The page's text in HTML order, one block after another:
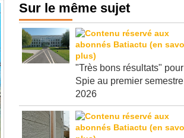
Sur le même sujet
"Très bons résultats" pour
Spie au premier semestre
2026